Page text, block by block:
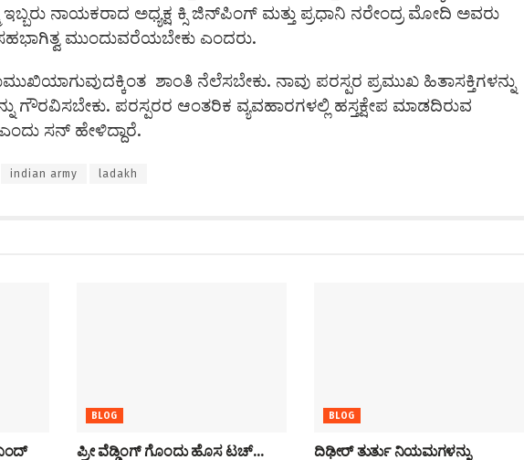
ನಾಯಕರಾದ ಅಧ್ಯಕ್ಷ ಕ್ಸಿ ಜಿನ್‌ಪಿಂಗ್ ಮತ್ತು ಪ್ರಧಾನಿ ನರೇಂದ್ರ ಮೋದಿ ಅವರು
ಮುಂದುವರೆಯಬೇಕು ಎಂದರು.
ಶಾಂತಿ ನೆಲೆಸಬೇಕು. ನಾವು ಪರಸ್ಪರ ಪ್ರಮುಖ ಹಿತಾಸಕ್ತಿಗಳನ್ನು
ಗೌರವಿಸಬೇಕು. ಪರಸ್ಪರರ ಆಂತರಿಕ ವ್ಯವಹಾರಗಳಲ್ಲಿ ಹಸ್ತಕ್ಷೇಪ ಮಾಡದಿರುವ
ಎಂದು ಸನ್ ಹೇಳಿದ್ದಾರೆ.
indian army ladakh
BLOG
ಪ್ರೀ ವೆಡ್ಡಿಂಗ್ ಗೊಂದು ಹೊಸ ಟಚ್…
BLOG
ದಿಢೀರ್ ತುರ್ತು ನಿಯಮಗಳನ್ನು